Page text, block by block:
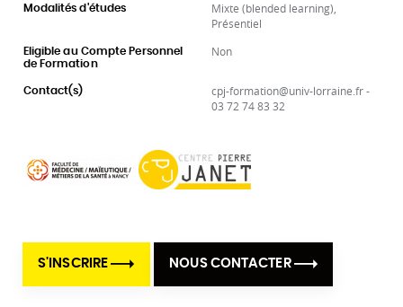
Modalités d'études
Mixte (blended learning),
Présentiel
Eligible au Compte Personnel
de Formation
Non
Contact(s)
cpj-formation@univ-lorraine.fr -
03 72 74 83 32
S'INSCRIRE NOUS CONTACTER